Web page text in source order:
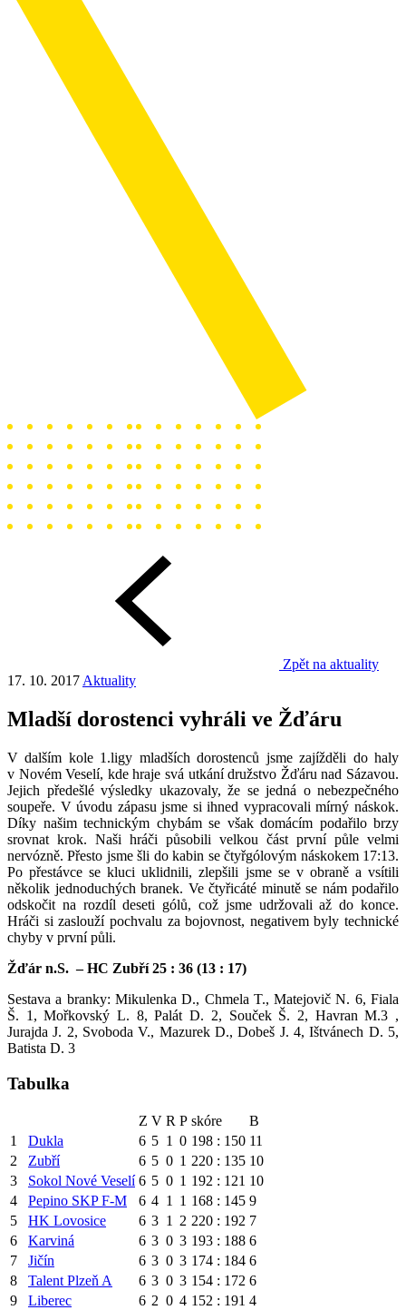
Zpět na aktuality
17. 10. 2017 Aktuality
Mladší dorostenci vyhráli ve Žďáru
V dalším kole 1.ligy mladších dorostenců jsme zajížděli do haly
v Novém Veselí, kde hraje svá utkání družstvo Žďáru nad Sázavou.
Jejich předešlé výsledky ukazovaly, že se jedná o nebezpečného
soupeře. V úvodu zápasu jsme si ihned vypracovali mírný náskok.
Díky našim technickým chybám se však domácím podařilo brzy
srovnat krok. Naši hráči působili velkou část první půle velmi
nervózně. Přesto jsme šli do kabin se čtyřgólovým náskokem 17:13.
Po přestávce se kluci uklidnili, zlepšili jsme se v obraně a vsítili
několik jednoduchých branek. Ve čtyřicáté minutě se nám podařilo
odskočit na rozdíl deseti gólů, což jsme udržovali až do konce.
Hráči si zaslouží pochvalu za bojovnost, negativem byly technické
chyby v první půli.
Žďár n.S. – HC Zubří 25 : 36 (13 : 17)
Sestava a branky: Mikulenka D., Chmela T., Matejovič N. 6, Fiala
Š. 1, Mořkovský L. 8, Palát D. 2, Souček Š. 2, Havran M.3 ,
Jurajda J. 2, Svoboda V., Mazurek D., Dobeš J. 4, Ištvánech D. 5,
Batista D. 3
Tabulka
Z V R P skóre
B
1
Dukla 6 5 1 0 198 : 150 11
2
Zubří 6 5 0 1 220 : 135 10
3
Sokol Nové Veselí 6 5 0 1 192 : 121 10
4
Pepino SKP F-M 6 4 1 1 168 : 145 9
5
HK Lovosice 6 3 1 2 220 : 192 7
6
Karviná 6 3 0 3 193 : 188 6
7
Jičín 6 3 0 3 174 : 184 6
8
Talent Plzeň A 6 3 0 3 154 : 172 6
9
Liberec 6 2 0 4 152 : 191 4